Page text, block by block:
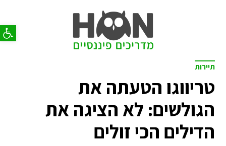
פתח
תיירות
טריווגו הטעתה את
הגולשים: לא הציגה את
הדילים הכי זולים